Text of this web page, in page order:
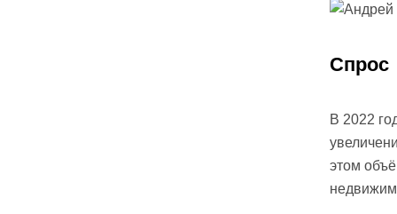
Спрос
В 2022
этом